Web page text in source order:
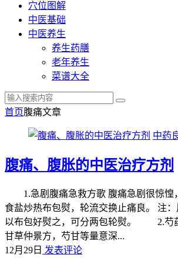
穴位图解
中医基础
中医养生
养生药膳
老年养生
菜谱大全
首页腹痛文章
中药
腹痛、腹胀的中医治疗方剂
1.急剧腹痛急救方歌 腹痛急剧很惊惶
食盐炒热布包熨，轮流交换止痛良。 注：
以布包好熨之，可分两包轮熨。 2.芍
甘草仲景方，芍甘等量意深...
12月29日 发表评论